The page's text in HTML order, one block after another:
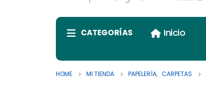
CATEGORÍAS Inicio
HOME MI TIENDA PAPELERÍA, CARPETAS